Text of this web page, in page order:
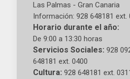
Las Palmas - Gran Canaria
Información: 928 648181 ext.
Horario durante el año:
De 9:00 a 13:30 horas
Servicios Sociales: 928
648181 ext. 0400
Cultura: 928 648181 ext.